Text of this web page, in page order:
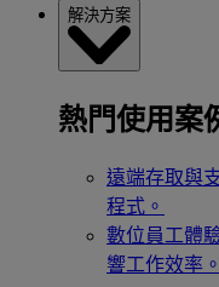
解決方案
熱門使用案
遠端存取與
程式。
數位員工體
響工作效率。